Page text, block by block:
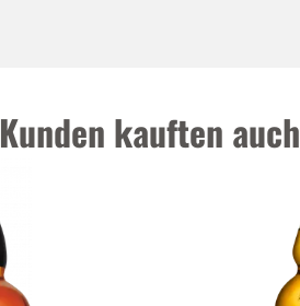
Kunden kauften auch